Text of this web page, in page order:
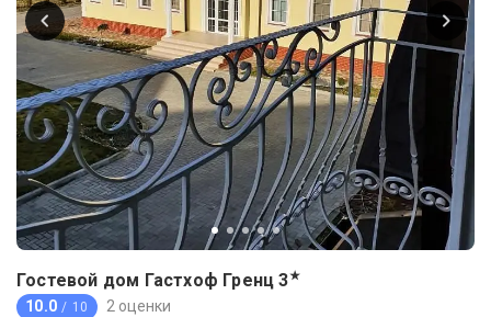
Гостевой дом Гастхоф Гренц 3★
10.0 / 10 2 оценки